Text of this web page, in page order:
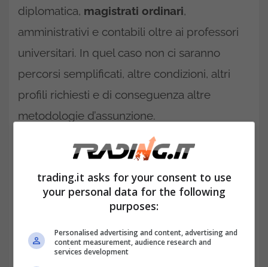
diplomatica, magistrati ordinari,
amministrativi e contabili oltre ai professori
universitari. In quel caso non ci saranno
percorsi semplificati, altre condizioni, altri
profili richiesti e di conseguenza altre
metodologie d’assunzione.
trading.it asks for your consent to use
your personal data for the following
purposes:
Personalised advertising and content, advertising and
content measurement, audience research and
services development